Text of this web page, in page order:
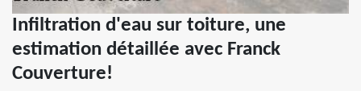
Infiltration d'eau sur toiture, une
estimation détaillée avec Franck
Couverture!